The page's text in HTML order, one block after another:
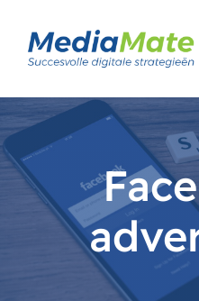
content
Home
Diensten
Ons werk